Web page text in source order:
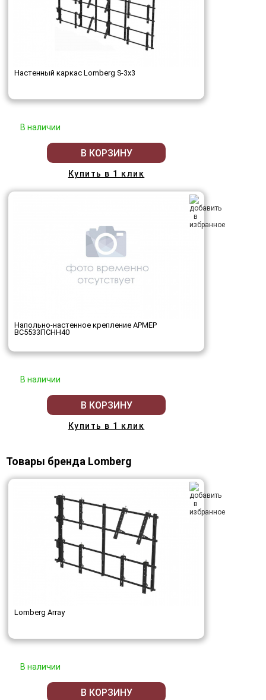
Настенный каркас Lomberg S-3х3
В наличии
В КОРЗИНУ
Купить в 1 клик
Напольно-настенное крепление АРМЕР
ВС5533ПСНН40
В наличии
В КОРЗИНУ
Купить в 1 клик
Товары бренда Lomberg
Lomberg Array
В наличии
В КОРЗИНУ